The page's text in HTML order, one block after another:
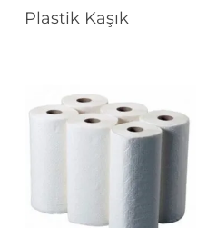
Devamını Oku
Plastik Kaşık